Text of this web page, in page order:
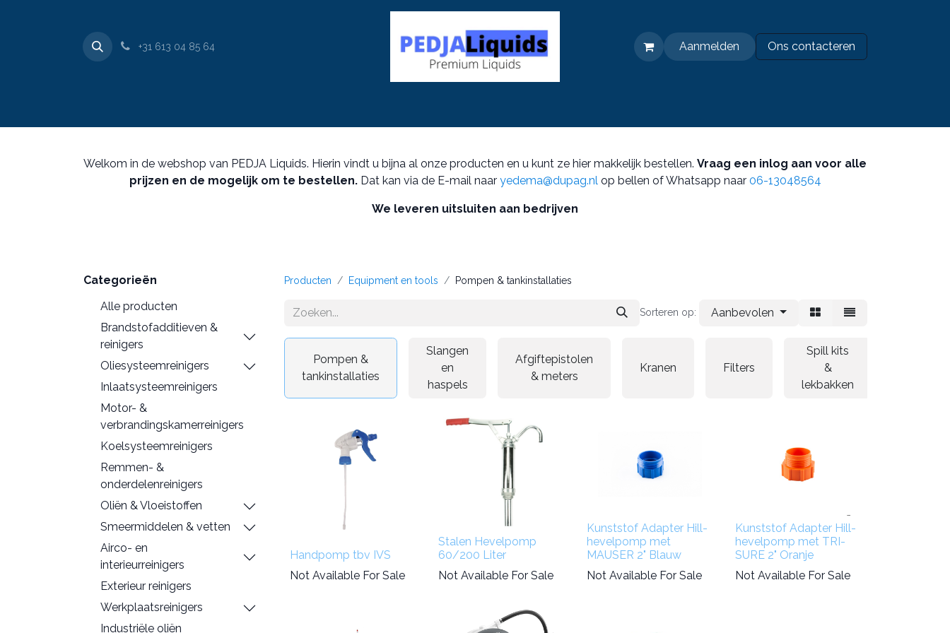
+31 613 04 85 64 Aanmelden Ons contacteren​
Welkom in de webshop van PEDJA Liquids. Hierin vindt u bijna al onze producten en u kunt ze hier makkelijk bestellen. Vraag een inlog aan voor alle
prijzen en de mogelijk om te bestellen. Dat kan via de E-mail naar yedema@dupag.nlop bellen of Whatsapp naar 06-13048564
We leveren uitsluiten aan bedrijven
Categorieën
Alle producten
Brandstofadditieven &
reinigers
Oliesysteemreinigers
Inlaatsysteemreinigers
Motor- &
verbrandingskamerreinigers
Koelsysteemreinigers
Remmen- &
onderdelenreinigers
Oliën & Vloeistoffen
Smeermiddelen & vetten
Airco- en
interieurreinigers
Exterieur reinigers
Werkplaatsreinigers
Industriële oliën
Producten Equipment en tools Pompen & tankinstallaties
Sorteren op: Aanbevolen
Pompen &
tankinstallaties
Slangen
en
haspels
Afgiftepistolen
& meters
Kranen Filters
Spill kits
&
lekbakken
Handpomp tbv IVS
Not Available For Sale
Stalen Hevelpomp
60/200 Liter
Not Available For Sale
Kunststof Adapter Hill-
hevelpomp met
MAUSER 2" Blauw
Not Available For Sale
Kunststof Adapter Hill-
hevelpomp met TRI-
SURE 2" Oranje
Not Available For Sale